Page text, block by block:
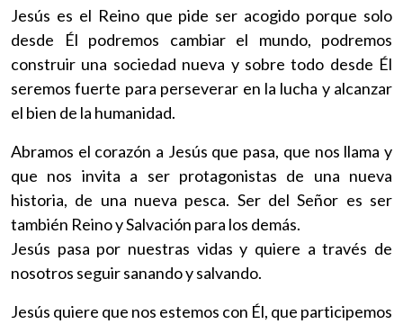
Jesús es el Reino que pide ser acogido porque solo
desde Él podremos cambiar el mundo, podremos
construir una sociedad nueva y sobre todo desde Él
seremos fuerte para perseverar en la lucha y alcanzar
el bien de la humanidad.
Abramos el corazón a Jesús que pasa, que nos llama y
que nos invita a ser protagonistas de una nueva
historia, de una nueva pesca. Ser del Señor es ser
también Reino y Salvación para los demás.
Jesús pasa por nuestras vidas y quiere a través de
nosotros seguir sanando y salvando.
Jesús quiere que nos estemos con Él, que participemos